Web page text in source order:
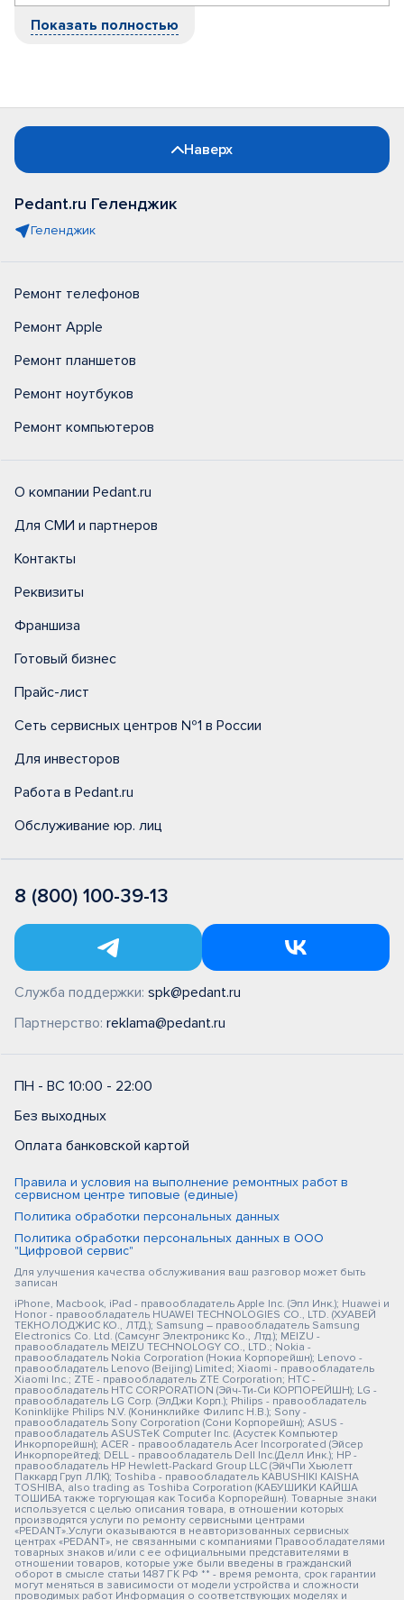
Показать полностью
Наверх
Pedant.ru Геленджик
Геленджик
Ремонт телефонов
Ремонт Apple
Ремонт планшетов
Ремонт ноутбуков
Ремонт компьютеров
О компании Pedant.ru
Для СМИ и партнеров
Контакты
Реквизиты
Франшиза
Готовый бизнес
Прайс-лист
Сеть сервисных центров №1 в России
Для инвесторов
Работа в Pedant.ru
Обслуживание юр. лиц
8 (800) 100-39-13
Служба поддержки: spk@pedant.ru
Партнерство: reklama@pedant.ru
ПН - ВС 10:00 - 22:00
Без выходных
Оплата банковской картой
Правила и условия на выполнение ремонтных работ в
сервисном центре типовые (единые)
Политика обработки персональных данных
Политика обработки персональных данных в ООО
"Цифровой сервис"
Для улучшения качества обслуживания ваш разговор может быть
записан
iPhone, Macbook, iPad - правообладатель Apple Inc. (Эпл Инк.); Huawei и
Honor - правообладатель HUAWEI TECHNOLOGIES CO., LTD. (ХУАВЕЙ
ТЕКНОЛОДЖИС КО., ЛТД.); Samsung – правообладатель Samsung
Electronics Co. Ltd. (Самсунг Электроникс Ко., Лтд.); MEIZU -
правообладатель MEIZU TECHNOLOGY CO., LTD.; Nokia -
правообладатель Nokia Corporation (Нокиа Корпорейшн); Lenovo -
правообладатель Lenovo (Beijing) Limited; Xiaomi - правообладатель
Xiaomi Inc.; ZTE - правообладатель ZTE Corporation; HTC -
правообладатель HTC CORPORATION (Эйч-Ти-Си КОРПОРЕЙШН); LG -
правообладатель LG Corp. (ЭлДжи Корп.); Philips - правообладатель
Koninklijke Philips N.V. (Конинклийке Филипс Н.В.); Sony -
правообладатель Sony Corporation (Сони Корпорейшн); ASUS -
правообладатель ASUSTeK Computer Inc. (Асустек Компьютер
Инкорпорейшн); ACER - правообладатель Acer Incorporated (Эйсер
Инкорпорейтед); DELL - правообладатель Dell Inc.(Делл Инк.); HP -
правообладатель HP Hewlett-Packard Group LLC (ЭйчПи Хьюлетт
Паккард Груп ЛЛК); Toshiba - правообладатель KABUSHIKI KAISHA
TOSHIBA, also trading as Toshiba Corporation (КАБУШИКИ КАЙША
ТОШИБА также торгующая как Тосиба Корпорейшн). Товарные знаки
используется с целью описания товара, в отношении которых
производятся услуги по ремонту сервисными центрами
«PEDANT».Услуги оказываются в неавторизованных сервисных
центрах «PEDANT», не связанными с компаниями Правообладателями
товарных знаков и/или с ее официальными представителями в
отношении товаров, которые уже были введены в гражданский
оборот в смысле статьи 1487 ГК РФ ** - время ремонта, срок гарантии
могут меняться в зависимости от модели устройства и сложности
проводимых работ Информация о соответствующих моделях и